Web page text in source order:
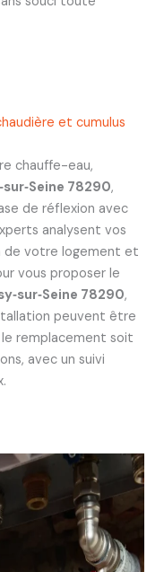
et cumulus
chauffe-eau,
78290,
de réflexion avec
analysent vos
de votre logement et
vous proposer le
78290,
peuvent être
remplacement soit
avec un suivi